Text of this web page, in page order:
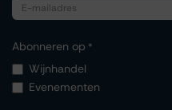
Abonneren op *
Wijnhandel
Evenementen